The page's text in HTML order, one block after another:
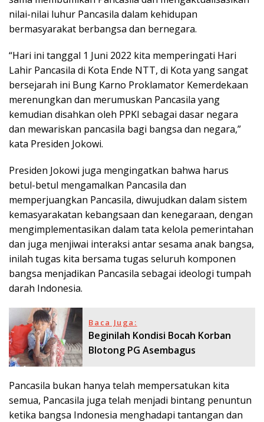
nilai-nilai luhur Pancasila dalam kehidupan
bermasyarakat berbangsa dan bernegara.
“Hari ini tanggal 1 Juni 2022 kita memperingati Hari
Lahir Pancasila di Kota Ende NTT, di Kota yang sangat
bersejarah ini Bung Karno Proklamator Kemerdekaan
merenungkan dan merumuskan Pancasila yang
kemudian disahkan oleh PPKI sebagai dasar negara
dan mewariskan pancasila bagi bangsa dan negara,”
kata Presiden Jokowi.
Presiden Jokowi juga mengingatkan bahwa harus
betul-betul mengamalkan Pancasila dan
memperjuangkan Pancasila, diwujudkan dalam sistem
kemasyarakatan kebangsaan dan kenegaraan, dengan
mengimplementasikan dalam tata kelola pemerintahan
dan juga menjiwai interaksi antar sesama anak bangsa,
inilah tugas kita bersama tugas seluruh komponen
bangsa menjadikan Pancasila sebagai ideologi tumpah
darah Indonesia.
Baca Juga:
Beginilah Kondisi Bocah Korban
Blotong PG Asembagus
Pancasila bukan hanya telah mempersatukan kita
semua, Pancasila juga telah menjadi bintang penuntun
ketika bangsa Indonesia menghadapi tantangan dan